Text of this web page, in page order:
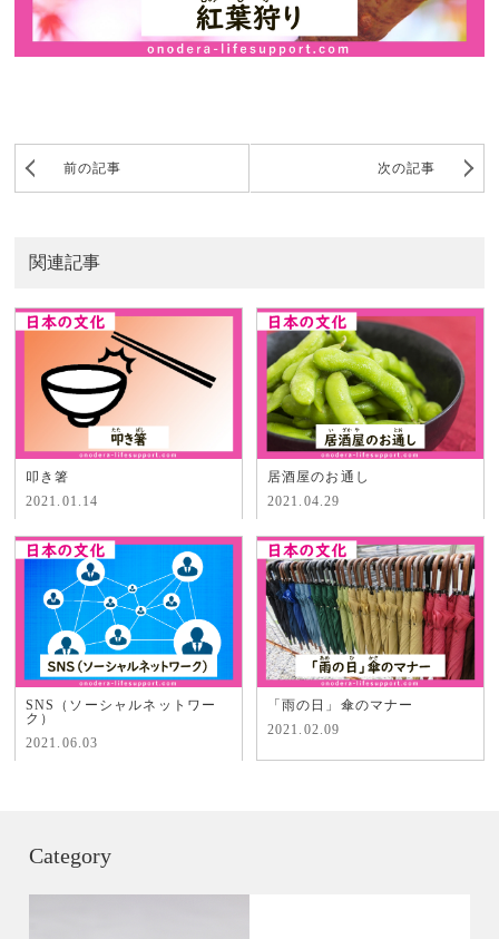
前の記事 次の記事
関連記事
叩き箸
2021.01.14
居酒屋のお通し
2021.04.29
SNS（ソーシャルネットワー
ク）
2021.06.03
「雨の日」傘のマナー
2021.02.09
Category